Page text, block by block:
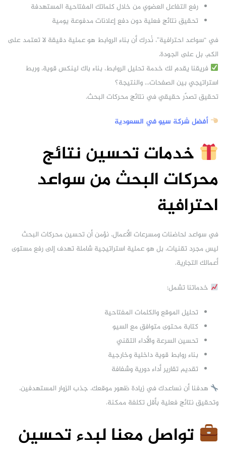
رفع التفاعل العضوي من خلال كلماتك المفتاحية المستهدفة
تحقيق نتائج فعلية دون دفع إعلانات مدفوعة يومية
في “سواعد احترافية”، نُدرك أن بناء الروابط هو عملية دقيقة لا تعتمد على
الكم، بل على الجودة.
فريقنا يقدم لك خدمة تحليل الروابط، بناء باك لينكس قوية، وربط
استراتيجي بين الصفحات… والنتيجة؟
تحقيق تصدّر حقيقي في نتائج محركات البحث.
أفضل شركة سيو في السعودية
خدمات تحسين نتائج
محركات البحث من سواعد
احترافية
في سواعد لحاضنات ومسرعات الأعمال، نؤمن أن تحسين محركات البحث
ليس مجرد تقنيات، بل هو عملية استراتيجية شاملة تهدف إلى رفع مستوى
أعمالك التجارية.
خدماتنا تشمل:
تحليل الموقع والكلمات المفتاحية
كتابة محتوى متوافق مع السيو
تحسين السرعة والأداء التقني
بناء روابط قوية داخلية وخارجية
تقديم تقارير أداء دورية وشفافة
هدفنا أن نساعدك في زيادة ظهور موقعك، جذب الزوار المستهدفين،
وتحقيق نتائج فعلية بأقل تكلفة ممكنة.
تواصل معنا لبدء تحسين